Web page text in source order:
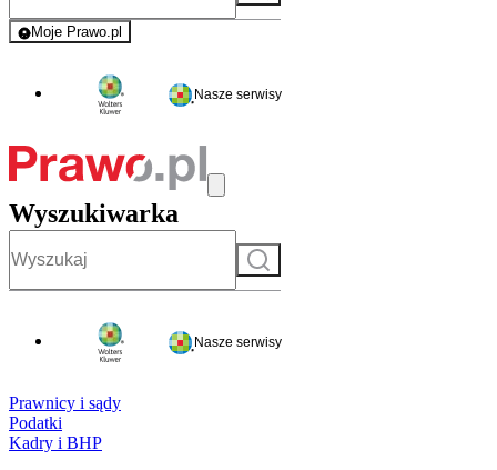
Moje Prawo.pl
- rejestracja i logowanie do serwisu
Nasze serwisy
Wyszukiwarka
Szukaj
Nasze serwisy
Prawnicy i sądy
Podatki
Kadry i BHP